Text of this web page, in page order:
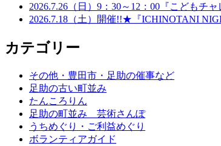
2026.7.26（日）9：30～12：00『こども
2026.7.18（土）開催!!★『ICHINOTANI
カテゴリー
その他・豊田市・足助の催事など
足助の古い町並み
たんころりん
足助の町並み 芸術さんぽ
うちめぐり・ご利益めぐり
ボランティアガイド